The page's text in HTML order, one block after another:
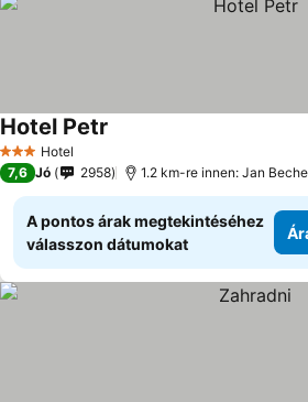
3 Kategória
Hotel
Hotel Petr
7,6 Jó 2958 1.2 km-re innen: Jan
A pontos árak megtekintéséhez
válasszon dátumokat